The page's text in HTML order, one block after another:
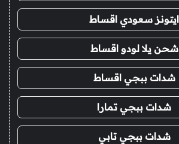
ايتونز سعودي اقساط
شحن يلا لودو اقساط
شدات ببجي اقساط
شدات ببجي تمارا
شدات ببجي تابي